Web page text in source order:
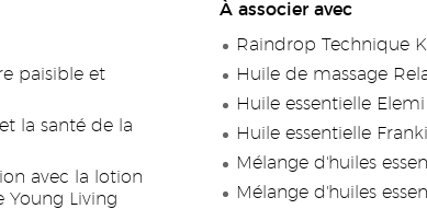
paisible et
la santé de la
avec la lotion
Young Living
À associer avec
Raindrop Technique
Huile de massage
Huile essentielle Elemi
Huile essentielle
Mélange d'huiles
Mélange d'huiles